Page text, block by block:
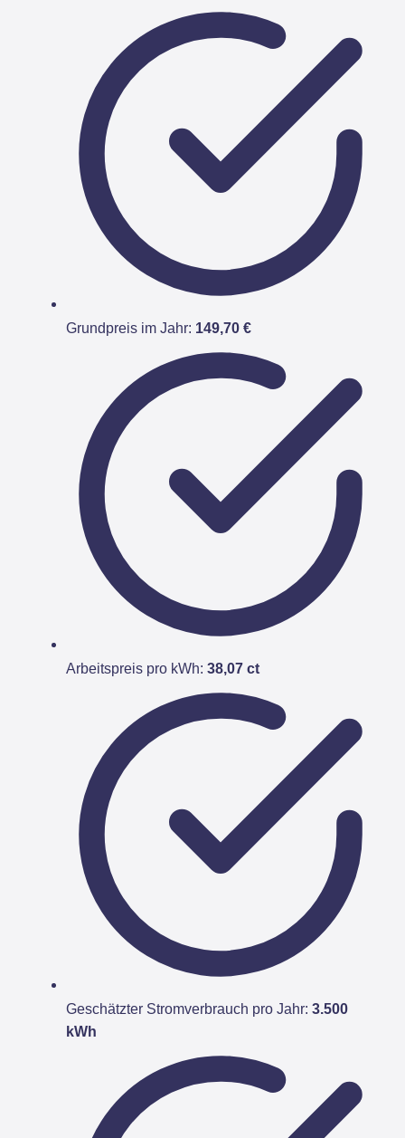
Grundpreis im Jahr: 149,70 €
Arbeitspreis pro kWh: 38,07 ct
Geschätzter Stromverbrauch pro Jahr: 3.500
kWh